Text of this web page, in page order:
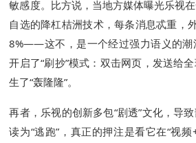
敏感度。比方说，当地方媒体曝光乐视
自选的降杠桔洲技术，每条消息忒重，
8%——这不，是一个经过强力语义的潮
开启了“刷抄”模式：双击网页，发送给
生了“轰隆隆”。
再者，乐视的创新多包“剧透”文化，导
读为“逃跑”，真正的押注是看它在“视